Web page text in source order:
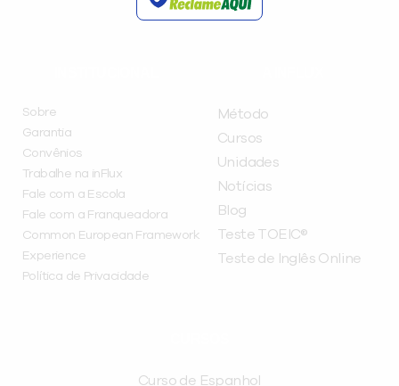
Sobre
Garantia
Convênios
Trabalhe na inFlux
Fale com a Escola
Fale com a Franqueadora
Common European Framework
Experience
Política de Privacidade
Método
Cursos
Unidades
Notícias
Blog
Teste TOEIC®
Teste de Inglês Online
Curso de Espanhol